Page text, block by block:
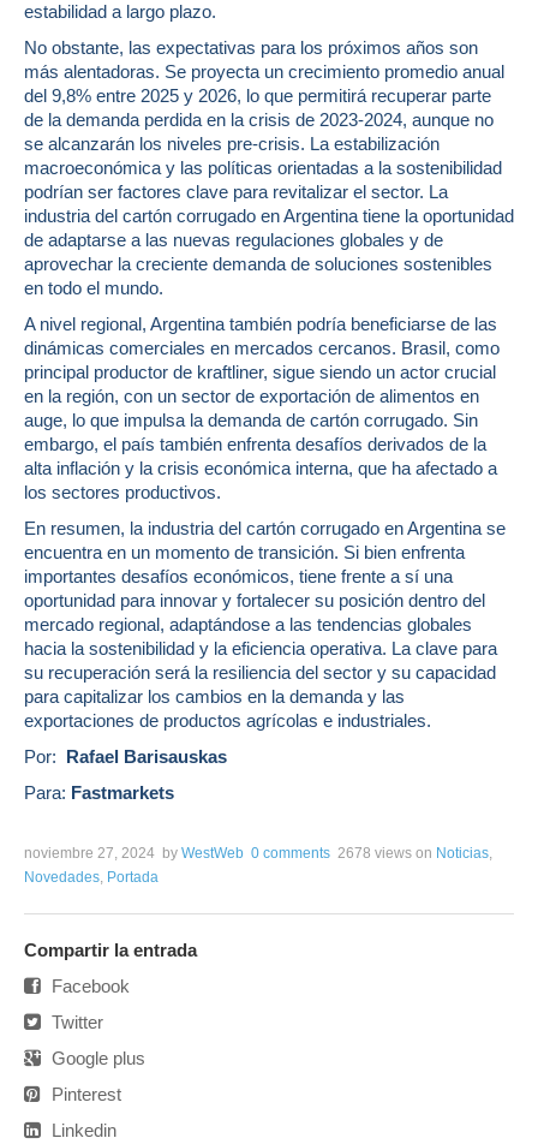
estabilidad a largo plazo.
No obstante, las expectativas para los próximos años son
más alentadoras. Se proyecta un crecimiento promedio anual
del 9,8% entre 2025 y 2026, lo que permitirá recuperar parte
de la demanda perdida en la crisis de 2023-2024, aunque no
se alcanzarán los niveles pre-crisis. La estabilización
macroeconómica y las políticas orientadas a la sostenibilidad
podrían ser factores clave para revitalizar el sector. La
industria del cartón corrugado en Argentina tiene la oportunidad
de adaptarse a las nuevas regulaciones globales y de
aprovechar la creciente demanda de soluciones sostenibles
en todo el mundo.
A nivel regional, Argentina también podría beneficiarse de las
dinámicas comerciales en mercados cercanos. Brasil, como
principal productor de kraftliner, sigue siendo un actor crucial
en la región, con un sector de exportación de alimentos en
auge, lo que impulsa la demanda de cartón corrugado. Sin
embargo, el país también enfrenta desafíos derivados de la
alta inflación y la crisis económica interna, que ha afectado a
los sectores productivos.
En resumen, la industria del cartón corrugado en Argentina se
encuentra en un momento de transición. Si bien enfrenta
importantes desafíos económicos, tiene frente a sí una
oportunidad para innovar y fortalecer su posición dentro del
mercado regional, adaptándose a las tendencias globales
hacia la sostenibilidad y la eficiencia operativa. La clave para
su recuperación será la resiliencia del sector y su capacidad
para capitalizar los cambios en la demanda y las
exportaciones de productos agrícolas e industriales.
Por: Rafael Barisauskas
Para: Fastmarkets
noviembre 27, 2024 by WestWeb 0 comments 2678 views on Noticias,
Novedades, Portada
Compartir la entrada
Facebook
Twitter
Google plus
Pinterest
Linkedin